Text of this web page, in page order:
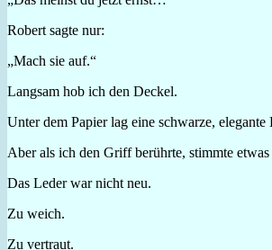
Robert sagte nur:
„Mach sie auf.“
Langsam hob ich den Deckel.
Unter dem Papier lag eine schwarze,
Aber als ich den Griff berührte, stimmte
Das Leder war nicht neu.
Zu weich.
Zu vertraut.